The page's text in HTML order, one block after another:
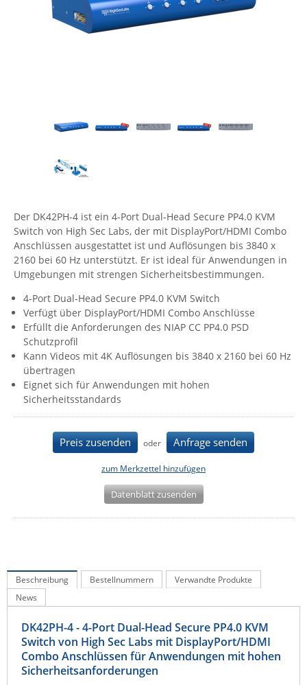
Energiemessung
Energieverteilung
IP, WLAN & GSM Sensorik
IoT - Internet of Things
IPC, Industrielle Netzwerktechnik & WLAN
IT Netzwerktechnik / Kommunikation
Comet System
Fokus Technologies
Gude
Guntermann & Drunck
High Sec Labs
HW group
Icron
IEC Lock
Ihse
Kerlink
Kramer Electronics
Legrand
LigoWave
Netio
Power Kingdom
Poynting
Raritan
Riello UPS
Server Technology
Der DK42PH-4 ist ein 4-Port Dual-Head Secure PP4.0 KVM
Switch von High Sec Labs, der mit DisplayPort/HDMI Combo
Anschlüssen ausgestattet ist und Auflösungen bis 3840 x
2160 bei 60 Hz unterstützt. Er ist ideal für Anwendungen in
Umgebungen mit strengen Sicherheitsbestimmungen.
4-Port Dual-Head Secure PP4.0 KVM Switch
Verfügt über DisplayPort/HDMI Combo Anschlüsse
Erfüllt die Anforderungen des NIAP CC PP4.0 PSD
Schutzprofil
Kann Videos mit 4K Auflösungen bis 3840 x 2160 bei 60 Hz
übertragen
Eignet sich für Anwendungen mit hohen
Sicherheitsstandards
Preis zusenden oder Anfrage senden
zum Merkzettel hinzufügen
Datenblatt zusenden
Beschreibung Bestellnummern
Verwandte Produkte
News
DK42PH-4 - 4-Port Dual-Head Secure PP4.0 KVM
Switch von High Sec Labs mit DisplayPort/HDMI
Combo Anschlüssen für Anwendungen mit hohen
Sicherheitsanforderungen